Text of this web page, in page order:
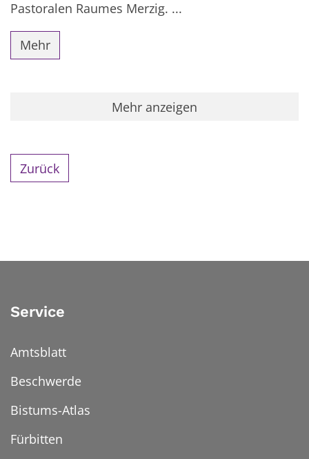
Pastoralen Raumes Merzig. ...
Mehr
Mehr anzeigen
Zurück
Service
Amtsblatt
Beschwerde
Bistums-Atlas
Fürbitten